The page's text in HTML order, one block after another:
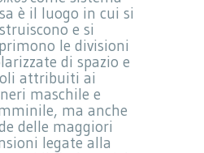
è il luogo in cui si
e si
le divisioni
di spazio e
attribuiti ai
maschile e
ma anche
delle maggiori
legate alla